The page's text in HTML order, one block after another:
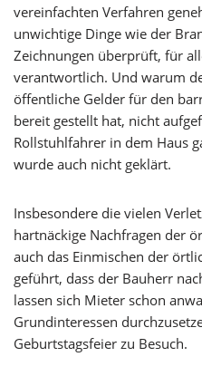
vereinfachten Verfahren
unwichtige Dinge wie der
Zeichnungen überprüft, für
verantwortlich. Und warum
öffentliche Gelder für den
bereit gestellt hat, nicht
Rollstuhlfahrer in dem Haus
wurde auch nicht geklärt.
Insbesondere die vielen
hartnäckige Nachfragen der
auch das Einmischen der
geführt, dass der Bauherr
lassen sich Mieter schon
Grundinteressen
Geburtstagsfeier zu Besuch.